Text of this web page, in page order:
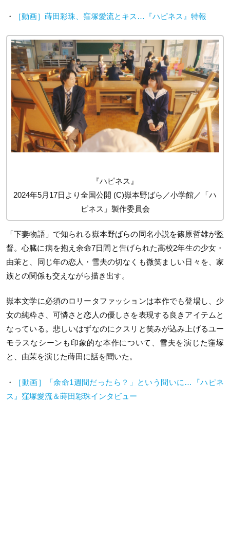
・ ［動画］蒔田彩珠、窪塚愛流とキス…『ハピネス』特報
『ハピネス』
2024年5月17日より全国公開 (C)嶽本野ばら／小学館／「ハ
ピネス」製作委員会
「下妻物語」で知られる嶽本野ばらの同名小説を篠原哲雄が監
督。心臓に病を抱え余命7日間と告げられた高校2年生の少女・
由茉と、同じ年の恋人・雪夫の切なくも微笑ましい日々を、家
族との関係も交えながら描き出す。
嶽本文学に必須のロリータファッションは本作でも登場し、少
女の純粋さ、可憐さと恋人の優しさを表現する良きアイテムと
なっている。悲しいはずなのにクスリと笑みが込み上げるユー
モラスなシーンも印象的な本作について、雪夫を演じた窪塚
と、由茉を演じた蒔田に話を聞いた。
・
［動画］「余命1週間だったら？」という問いに…『ハピネ
ス』窪塚愛流＆蒔田彩珠インタビュー